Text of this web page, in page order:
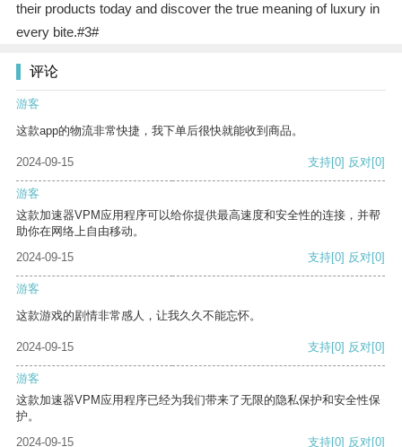
their products today and discover the true meaning of luxury in
every bite.#3#
评论
游客
这款app的物流非常快捷，我下单后很快就能收到商品。
2024-09-15 支持[0] 反对[0]
游客
这款加速器VPM应用程序可以给你提供最高速度和安全性的连接，并帮
助你在网络上自由移动。
2024-09-15
支持[0] 反对[0]
游客
这款游戏的剧情非常感人，让我久久不能忘怀。
2024-09-15 支持[0] 反对[0]
游客
这款加速器VPM应用程序已经为我们带来了无限的隐私保护和安全性保
护。
2024-09-15
支持[0] 反对[0]